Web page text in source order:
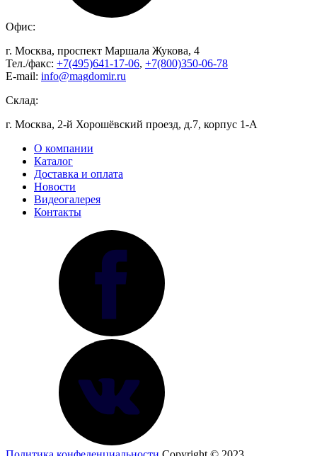
Офис:
г. Москва, проспект Маршала Жукова, 4
Тел./факс: +7(495)641-17-06, +7(800)350-06-78
E-mail: info@magdomir.ru
Склад:
г. Москва, 2-й Хорошёвский проезд, д.7, корпус 1-А
О компании
Каталог
Доставка и оплата
Новости
Видеогалерея
Контакты